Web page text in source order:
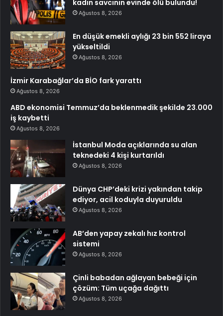
kadın savcının evinde ölü bulundu!
Ağustos 8, 2026
En düşük emekli aylığı 23 bin 552 liraya
yükseltildi
Ağustos 8, 2026
İzmir Karabağlar’da BİO fark yarattı
Ağustos 8, 2026
ABD ekonomisi Temmuz’da beklenmedik şekilde 23.000
iş kaybetti
Ağustos 8, 2026
İstanbul Moda açıklarında su alan
teknedeki 4 kişi kurtarıldı
Ağustos 8, 2026
Dünya CHP’deki krizi yakından takip
ediyor, acil koduyla duyuruldu
Ağustos 8, 2026
AB’den yapay zekalı hız kontrol
sistemi
Ağustos 8, 2026
Çinli babadan ağlayan bebeği için
çözüm: Tüm uçağa dağıttı
Ağustos 8, 2026